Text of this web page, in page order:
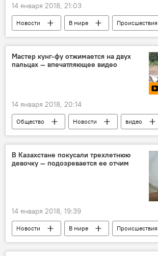
14 января 2018, 21:03
Новости В мире
Происшествия
Турция
аэропорт
инцидент
борт
Мастер кунг-фу отжимается на двух
пальцах — впечатляющее видео
14 января 2018, 20:14
Общество Новости
видео
В мире
Мультимедиа
Китай
талант
В Казахстане покусали трехлетнюю
девочку — подозревается ее отчим
14 января 2018, 19:39
Новости В мире
Происшествия
Азия
Казахстан
девочка